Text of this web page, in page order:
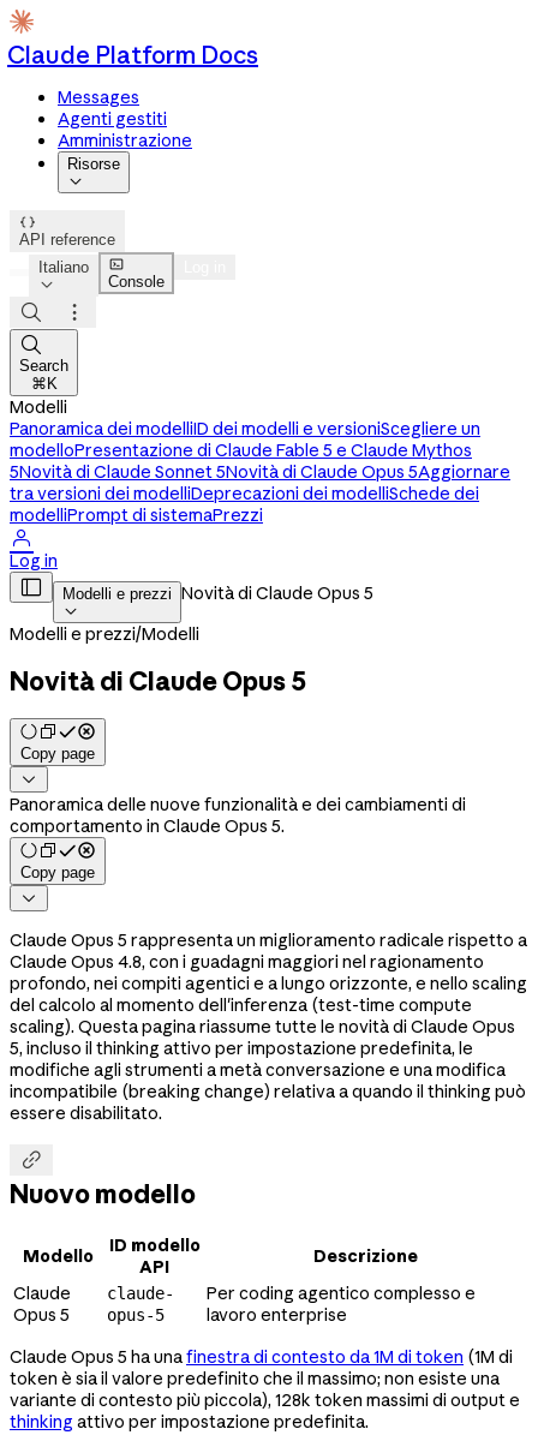
Claude Platform Docs
Messages
Agenti gestiti
Amministrazione
Risorse


API reference
Italiano


Console



Search
⌘K
Modelli
Panoramica dei modelliID dei modelli e versioniScegliere un
modelloPresentazione di Claude Fable 5 e Claude Mythos
5Novità di Claude Sonnet 5Novità di Claude Opus 5Aggiornare
tra versioni dei modelliDeprecazioni dei modelliSchede dei
modelliPrompt di sistemaPrezzi

Log in
 Modelli e prezzi

Novità di Claude Opus 5
Modelli e prezzi/Modelli
Novità di Claude Opus 5
Copy page

Panoramica delle nuove funzionalità e dei cambiamenti di
comportamento in Claude Opus 5.
Copy page

Claude Opus 5 rappresenta un miglioramento radicale rispetto a
Claude Opus 4.8, con i guadagni maggiori nel ragionamento
profondo, nei compiti agentici e a lungo orizzonte, e nello scaling
del calcolo al momento dell'inferenza (test-time compute
scaling). Questa pagina riassume tutte le novità di Claude Opus
5, incluso il thinking attivo per impostazione predefinita, le
modifiche agli strumenti a metà conversazione e una modifica
incompatibile (breaking change) relativa a quando il thinking può
essere disabilitato.

Nuovo modello
Modello
ID modello
API
Descrizione
Claude
Opus 5
claude-
opus-5
Per coding agentico complesso e
lavoro enterprise
Claude Opus 5 ha unafinestra di contesto da 1M di token (1M di
token è sia il valore predefinito che il massimo; non esiste una
variante di contesto più piccola), 128k token massimi di output e
thinking attivo per impostazione predefinita.